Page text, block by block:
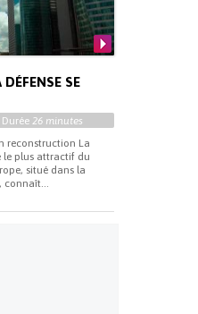
SE
Durée 26 minutes
reconstruction La
le plus attractif du
situé dans la
connaît...